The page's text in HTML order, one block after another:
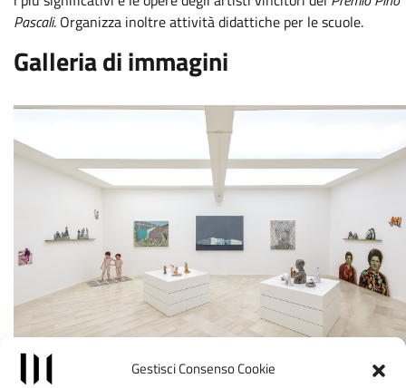
Gestisci Consenso Cookie
Pascali. Organizza inoltre attività didattiche per le scuole.
Galleria di immagini